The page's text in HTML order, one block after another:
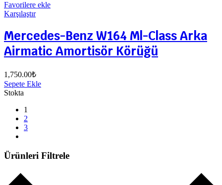
Favorilere ekle
Karşılaştır
Mercedes-Benz W164 Ml-Class Arka
Airmatic Amortisör Körüğü
1,750.00₺
Sepete Ekle
Stokta
1
2
3
Ürünleri Filtrele